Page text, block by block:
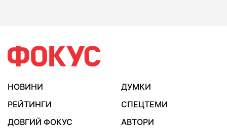
НОВИНИ
ДУМКИ
РЕЙТИНГИ
СПЕЦТЕМИ
ДОВГИЙ ФОКУС
АВТОРИ